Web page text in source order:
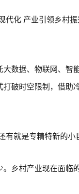
化 产业引领乡村振
据、物联网、智
破时空限制，借
就是专精特新的小
村产业现在面临